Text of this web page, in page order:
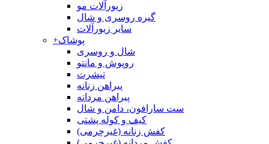
زیورآلات مو
گیره روسری و شال
سایر زیورآلات
+پوشاک
شال و روسری
روپوش و مانتو
تیشرت
پیراهن زنانه
پیراهن مردانه
ست سارافون، دامن و شال
کیف و کوله پشتی
کفش زنانه (غیرچرمی)